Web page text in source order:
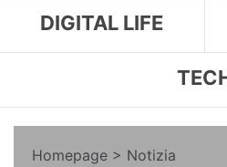
DIGITAL LIFE
Homepage > Notizia